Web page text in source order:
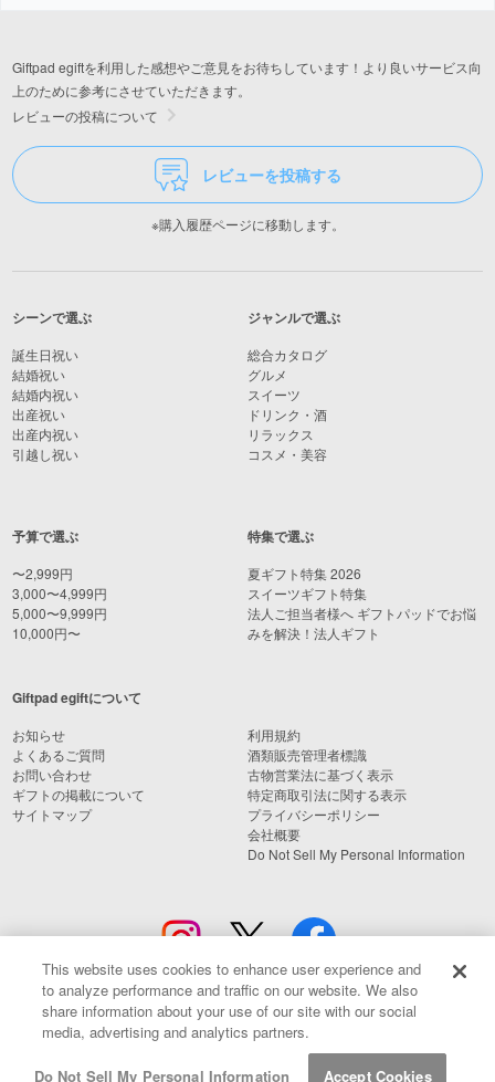
Giftpad egiftを利用した感想やご意見をお待ちしています！より良いサービス向
上のために参考にさせていただきます。
レビューの投稿について
レビューを投稿する
※購入履歴ページに移動します。
シーンで選ぶ
誕生日祝い
結婚祝い
結婚内祝い
出産祝い
出産内祝い
引越し祝い
予算で選ぶ
〜2,999円
3,000〜4,999円
5,000〜9,999円
10,000円〜
ジャンルで選ぶ
総合カタログ
グルメ
スイーツ
ドリンク・酒
リラックス
コスメ・美容
特集で選ぶ
夏ギフト特集 2026
スイーツギフト特集
法人ご担当者様へ ギフトパッドでお悩
みを解決！法人ギフト
Giftpad egiftについて
お知らせ
よくあるご質問
お問い合わせ
ギフトの掲載について
サイトマップ
利用規約
酒類販売管理者標識
古物営業法に基づく表示
特定商取引法に関する表示
プライバシーポリシー
会社概要
Do Not Sell My Personal Information
© Giftpad Co., Ltd.
This website uses cookies to enhance user experience and
to analyze performance and traffic on our website. We also
share information about your use of our site with our social
media, advertising and analytics partners.
Do Not Sell My Personal Information Accept Cookies